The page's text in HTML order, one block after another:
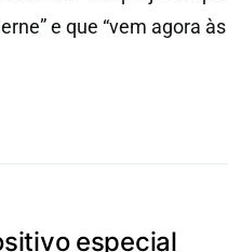
e que “vem agora às
especial